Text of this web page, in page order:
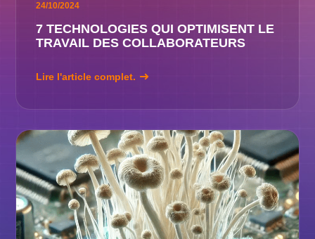
24/10/2024
7 TECHNOLOGIES QUI OPTIMISENT LE
TRAVAIL DES COLLABORATEURS
Lire l'article complet.